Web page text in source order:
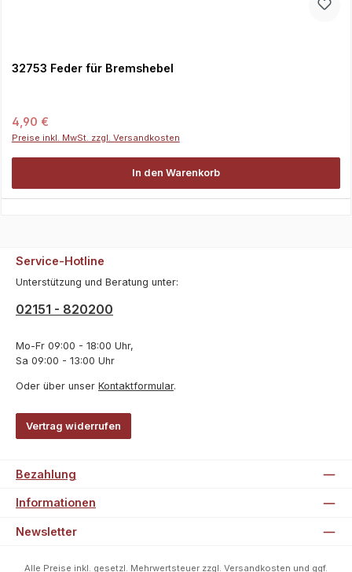
32753 Feder für Bremshebel
Regulärer Preis:
4,90 €
Preise inkl. MwSt. zzgl. Versandkosten
In den Warenkorb
Service-Hotline
Unterstützung und Beratung unter:
02151 - 820200
Mo-Fr 09:00 - 18:00 Uhr,
Sa 09:00 - 13:00 Uhr
Oder über unser Kontaktformular.
Vertrag widerrufen
Bezahlung
Informationen
Newsletter
Alle Preise inkl. gesetzl. Mehrwertsteuer zzgl. Versandkosten und ggf.